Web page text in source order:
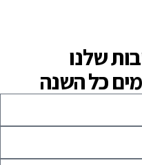
שלנו
כל השנה